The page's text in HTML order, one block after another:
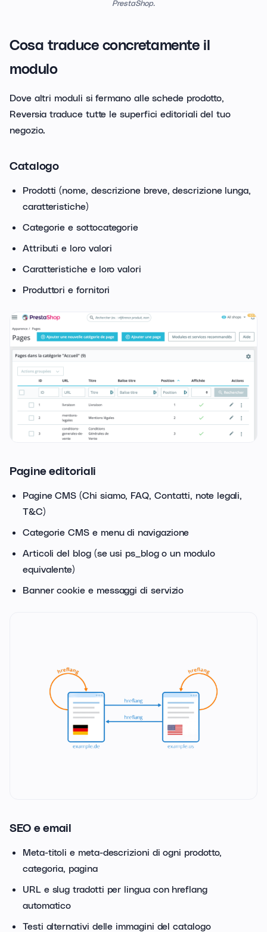
PrestaShop.
Cosa traduce concretamente il
modulo
Dove altri moduli si fermano alle schede prodotto,
Reversia traduce tutte le superfici editoriali del tuo
negozio.
Catalogo
Prodotti (nome, descrizione breve, descrizione lunga,
caratteristiche)
Categorie e sottocategorie
Attributi e loro valori
Caratteristiche e loro valori
Produttori e fornitori
Pagine editoriali
Pagine CMS (Chi siamo, FAQ, Contatti, note legali,
T&C)
Categorie CMS e menu di navigazione
Articoli del blog (se usi ps_blog o un modulo
equivalente)
Banner cookie e messaggi di servizio
SEO e email
Meta-titoli e meta-descrizioni di ogni prodotto,
categoria, pagina
URL e slug tradotti per lingua con hreflang
automatico
Testi alternativi delle immagini del catalogo